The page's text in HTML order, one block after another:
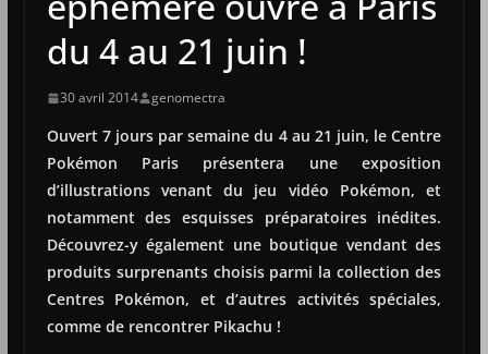
du 4 au 21 juin !
30 avril 2014 genomectra
Ouvert 7 jours par semaine du 4 au 21 juin, le Centre
Pokémon Paris présentera une exposition
d’illustrations venant du jeu vidéo Pokémon, et
notamment des esquisses préparatoires inédites.
Découvrez-y également une boutique vendant des
produits surprenants choisis parmi la collection des
Centres Pokémon, et d’autres activités spéciales,
comme de rencontrer Pikachu !